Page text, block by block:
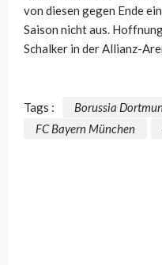
von diesen gegen Ende
Saison nicht aus.
Schalker in der Allianz-
Tags : Borussia
FC Bayern München